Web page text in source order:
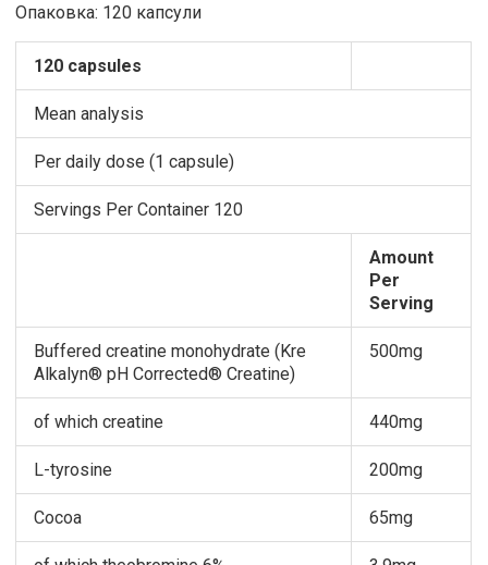
Опаковка: 120 капсули
120 capsules
Mean analysis
Per daily dose (1 capsule)
Servings Per Container 120
Amount
Per
Serving
Buffered creatine monohydrate (Kre
Alkalyn® pH Corrected® Creatine)
500mg
of which creatine 440mg
L-tyrosine 200mg
Cocoa 65mg